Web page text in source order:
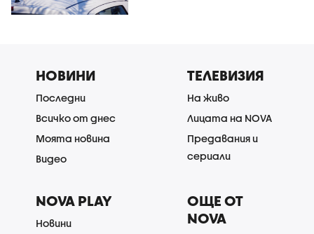
НОВИНИ
Последни
Всичко от днес
Моята новина
Видео
ТЕЛЕВИЗИЯ
На живо
Лицата на NOVA
Предавания и
сериали
NOVA PLAY
Новини
ОЩЕ ОТ
NOVA